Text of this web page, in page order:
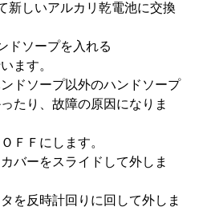
新しいアルカリ乾電池に交換
ドソープを入れる
ます。
ドソープ以外のハンドソープ
たり、故障の原因になりま
ＦＦにします。
バーをスライドして外しま
を反時計回りに回して外しま